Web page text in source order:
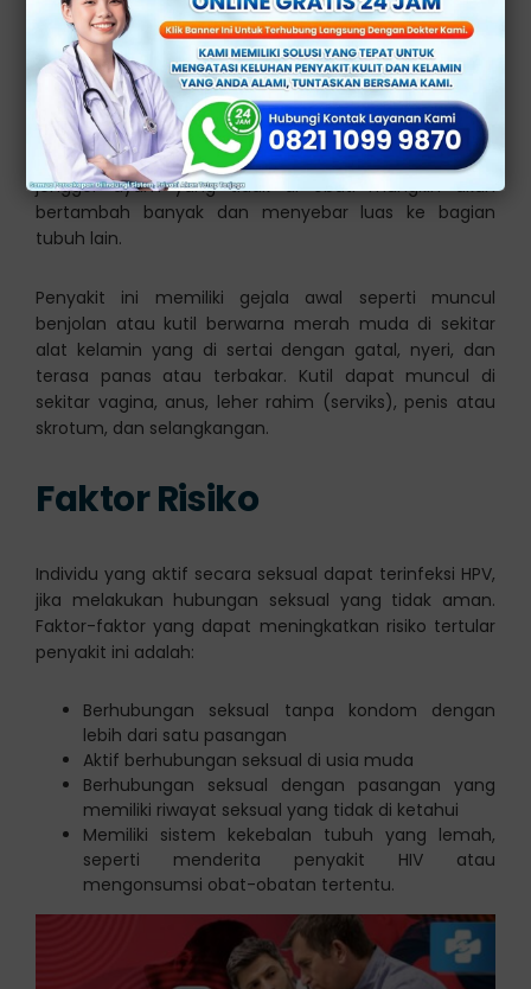
Bisa Sembuh Sendiri?
Jengger ayamadalah penyakit yang di sebabkan oleh
virus human papillomavirus (HPV), kondisi ini dapat
sembuh sendiri tanpa penanganan medis. Namun,
jengger ayam yang tidak di obati mungkin akan
bertambah banyak dan menyebar luas ke bagian
tubuh lain.
Penyakit ini memiliki gejala awal seperti muncul
benjolan atau kutil berwarna merah muda di sekitar
alat kelamin yang di sertai dengan gatal, nyeri, dan
terasa panas atau terbakar. Kutil dapat muncul di
sekitar vagina, anus, leher rahim (serviks), penis atau
skrotum, dan selangkangan.
Faktor Risiko
Individu yang aktif secara seksual dapat terinfeksi HPV,
jika melakukan hubungan seksual yang tidak aman.
Faktor-faktor yang dapat meningkatkan risiko tertular
penyakit ini adalah:
Berhubungan seksual tanpa kondom dengan
lebih dari satu pasangan
Aktif berhubungan seksual di usia muda
Berhubungan seksual dengan pasangan yang
memiliki riwayat seksual yang tidak di ketahui
Memiliki sistem kekebalan tubuh yang lemah,
seperti menderita penyakit HIV atau
mengonsumsi obat-obatan tertentu.